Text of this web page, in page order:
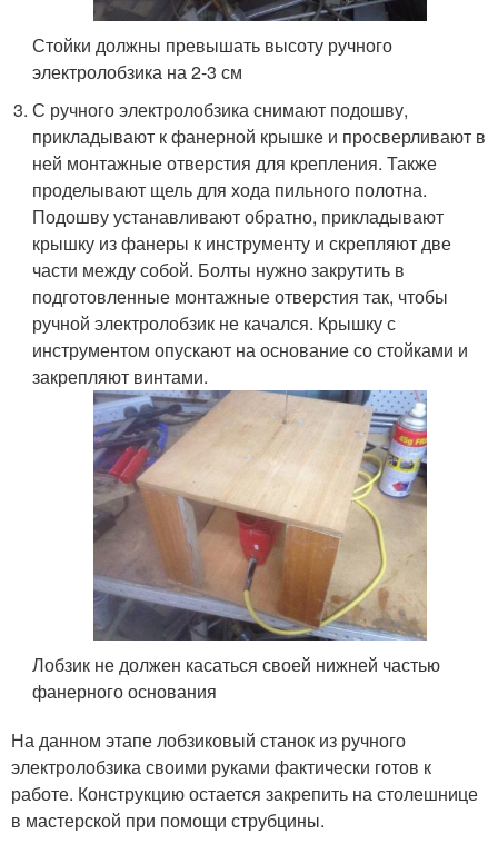
Стойки должны превышать высоту ручного
электролобзика на 2-3 см
С ручного электролобзика снимают подошву,
прикладывают к фанерной крышке и просверливают в
ней монтажные отверстия для крепления. Также
проделывают щель для хода пильного полотна.
Подошву устанавливают обратно, прикладывают
крышку из фанеры к инструменту и скрепляют две
части между собой. Болты нужно закрутить в
подготовленные монтажные отверстия так, чтобы
ручной электролобзик не качался. Крышку с
инструментом опускают на основание со стойками и
закрепляют винтами.
Лобзик не должен касаться своей нижней частью
фанерного основания
На данном этапе лобзиковый станок из ручного
электролобзика своими руками фактически готов к
работе. Конструкцию остается закрепить на столешнице
в мастерской при помощи струбцины.